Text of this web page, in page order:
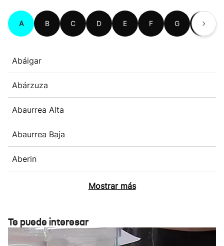
A B C D E F G H
Abáigar
Abárzuza
Abaurrea Alta
Abaurrea Baja
Aberin
Mostrar más
Te puede interesar